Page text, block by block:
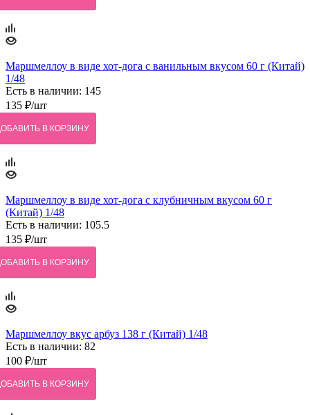
Маршмеллоу в виде хот-дога с ванильным вкусом 60 г (Китай)
1/48
Есть в наличии: 145
135 ₽/шт
В КОРЗИНУ
Маршмеллоу в виде хот-дога с клубничным вкусом 60 г
(Китай) 1/48
Есть в наличии: 105.5
135 ₽/шт
В КОРЗИНУ
Маршмеллоу вкус арбуз 138 г (Китай) 1/48
Есть в наличии: 82
100 ₽/шт
В КОРЗИНУ